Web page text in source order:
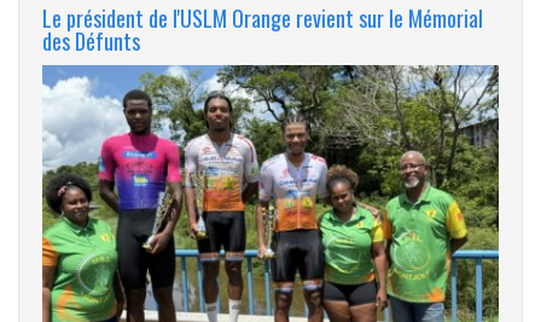
Le président de l'USLM Orange revient sur le Mémorial
des Défunts